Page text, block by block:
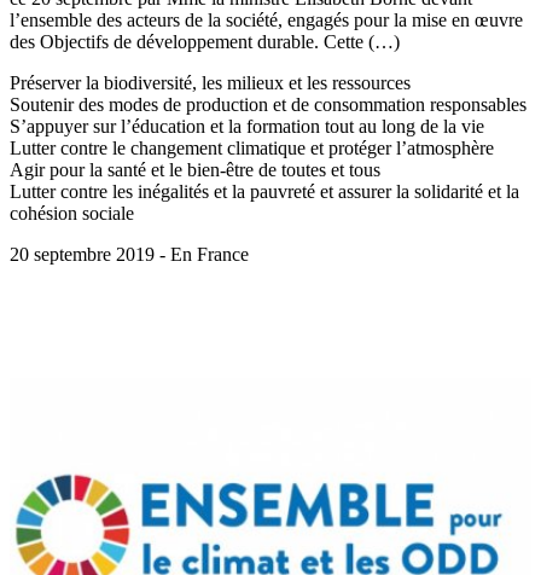
l’ensemble des acteurs de la société, engagés pour la mise en œuvre
des Objectifs de développement durable. Cette (…)
Préserver la biodiversité, les milieux et les ressources
Soutenir des modes de production et de consommation responsables
S’appuyer sur l’éducation et la formation tout au long de la vie
Lutter contre le changement climatique et protéger l’atmosphère
Agir pour la santé et le bien-être de toutes et tous
Lutter contre les inégalités et la pauvreté et assurer la solidarité et la
cohésion sociale
20 septembre 2019 - En France